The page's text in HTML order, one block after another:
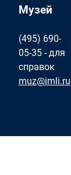
Музей
(495) 690-
05-35 - для
справок
muz@imli.ru